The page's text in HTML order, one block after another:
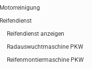
Motorreinigung
Reifendienst
Reifendienst anzeigen
Radauswuchtmaschine PKW
Reifenmontiermaschine PKW